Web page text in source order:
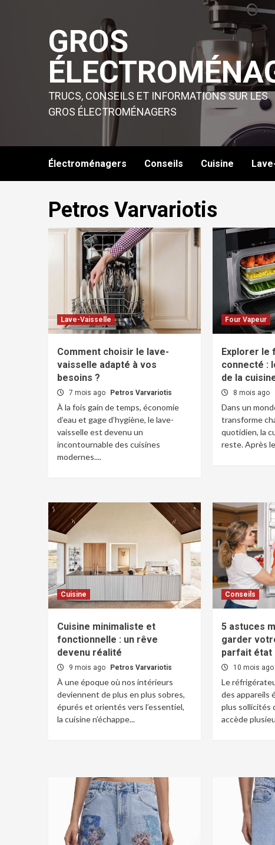
GROS
TRUCS, CONSEILS ET INFORMATIONS SUR LES
GROS ÉLECTROMÉNAGERS
Électroménagers Conseils Cuisine
Petros Varvariotis
Lave-Vaisselle
Comment choisir le lave-
vaisselle adapté à vos
besoins ?
7 mois ago Petros Varvariotis
À la fois gain de temps, économie
d’eau et gage d’hygiène, le lave-
vaisselle est devenu un
incontournable des cuisines
modernes....
Four Vapeur
Explorer le
connecté :
de la
8 mois ago
Dans un
transforme
quotidien, la
reste. Après
Cuisine
Cuisine minimaliste et
fonctionnelle : un rêve
devenu réalité
9 mois ago Petros Varvariotis
À une époque où nos intérieurs
deviennent de plus en plus sobres,
épurés et orientés vers l’essentiel,
la cuisine n’échappe...
Conseils
5 astuces
garder
parfait état
10 mois ago
Le
des appareils
plus sollicités
accède